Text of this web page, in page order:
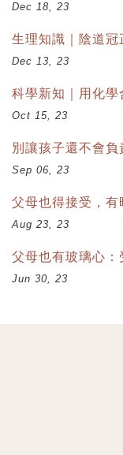
Dec 18, 23
生理知識｜陰道冠
Dec 13, 23
科學新知｜用化學
Oct 15, 23
別讓孩子還不會
Sep 06, 23
父母也得接受，
Aug 23, 23
父母也有玻璃心：
Jun 30, 23